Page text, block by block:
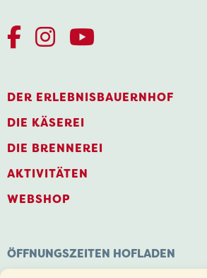
DER ERLEBNISBAUERNHOF
DIE KÄSEREI
DIE BRENNEREI
AKTIVITÄTEN
WEBSHOP
ÖFFNUNGSZEITEN HOFLADEN